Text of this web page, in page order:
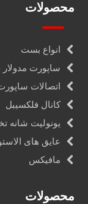
محصولات
انواع بست
ساپورت
اتصالات
کانال فلکسیبل
یونولیت شانه
عایق های
مافیکس
محصولات